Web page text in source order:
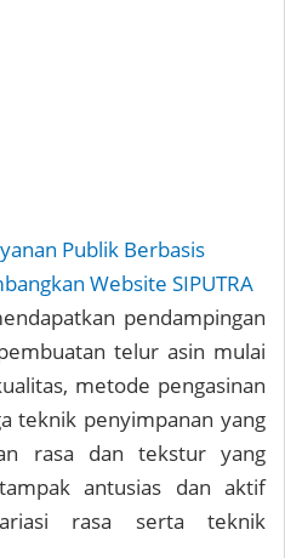
Publik Berbasis
Website SIPUTRA
pendampingan
telur asin mulai
metode pengasinan
teknik penyimpanan yang
rasa dan tekstur yang
antusias dan aktif
rasa serta teknik